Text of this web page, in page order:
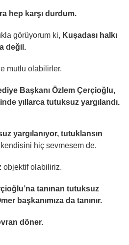
hep karşı durdum.
görüyorum ki, Kuşadası halkı
değil.
mutlu olabilirler.
Başkanı Özlem Çerçioğlu,
yıllarca tutuksuz yargılandı.
yargılanıyor, tutuklansın
hiç sevmesem de.
objektif olabiliriz.
tanınan tutuksuz
başkanımıza da tanınır.
döner.